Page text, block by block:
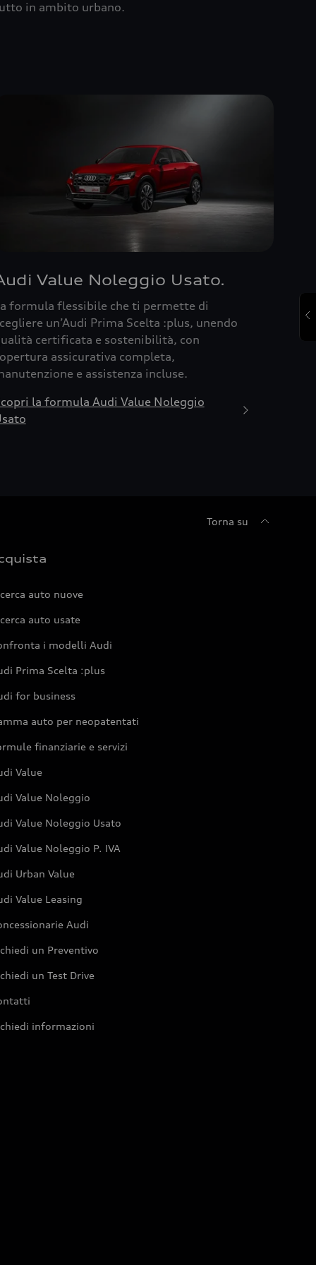
in ambito urbano.
Value Noleggio Usato.
formula flessibile che ti permette di
un’Audi Prima Scelta :plus, unendo
certificata e sostenibilità, con
assicurativa completa,
e assistenza incluse.
la formula Audi Value Noleggio
Torna su
auto nuove
auto usate
i modelli Audi
Prima Scelta :plus
for business
auto per neopatentati
finanziarie e servizi
Value
Value Noleggio
Value Noleggio Usato
Value Noleggio P. IVA
Urban Value
Value Leasing
Audi
un Preventivo
un Test Drive
informazioni